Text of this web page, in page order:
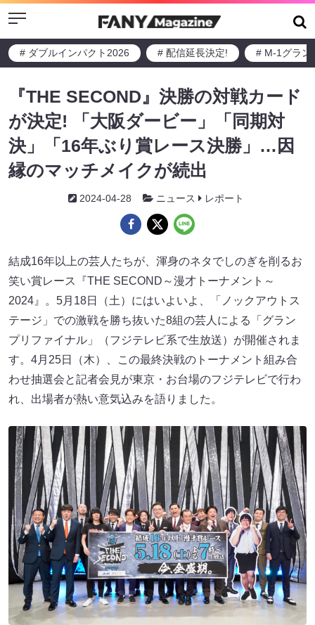
Menu
# ダブルインパクト2026 # 配信延長決定! # M-1グラン
『THE SECOND』決勝の対戦カード
が決定! 「大阪ダービー」「同期対
決」「16年ぶり賞レース決勝」…因
縁のマッチメイクが続出
2024-04-28 ニュース レポート
結成16年以上の芸人たちが、渾身のネタでしのぎを削るお
笑い賞レース『THE SECOND～漫才トーナメント～
2024』。5月18日（土）にはいよいよ、「ノックアウトス
テージ」での激戦を勝ち抜いた8組の芸人による「グラン
プリファイナル」（フジテレビ系で生放送）が開催されま
す。4月25日（木）、この最終決戦のトーナメント組み合
わせ抽選会と記者会見が東京・お台場のフジテレビで行わ
れ、出場者が熱い意気込みを語りました。